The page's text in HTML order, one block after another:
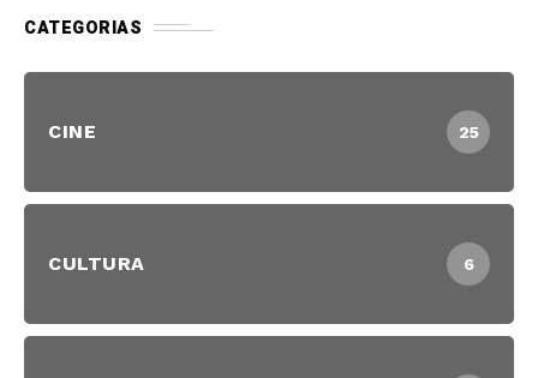
CATEGORIAS
CINE 25
CULTURA 6